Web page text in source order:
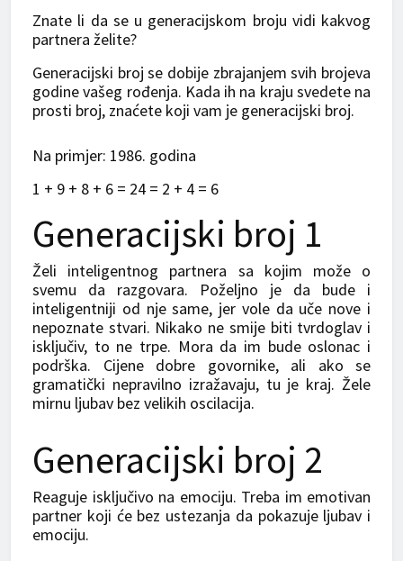
Znate li da se u generacijskom broju vidi kakvog
partnera želite?
Generacijski broj se dobije zbrajanjem svih brojeva
godine vašeg rođenja. Kada ih na kraju svedete na
prosti broj, znaćete koji vam je generacijski broj.
Na primjer: 1986. godina
1 + 9 + 8 + 6 = 24 = 2 + 4 = 6
Generacijski broj 1
Želi inteligentnog partnera sa kojim može o
svemu da razgovara. Poželjno je da bude i
inteligentniji od nje same, jer vole da uče nove i
nepoznate stvari. Nikako ne smije biti tvrdoglav i
isključiv, to ne trpe. Mora da im bude oslonac i
podrška. Cijene dobre govornike, ali ako se
gramatički nepravilno izražavaju, tu je kraj. Žele
mirnu ljubav bez velikih oscilacija.
Generacijski broj 2
Reaguje isključivo na emociju. Treba im emotivan
partner koji će bez ustezanja da pokazuje ljubav i
emociju.